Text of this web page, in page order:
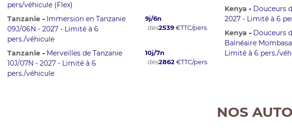
pers/véhicule (Flex)
Tanzanie - Immersion en Tanzanie
09J/06N - 2027 - Limité à 6
pers./véhicule
9j/6n
dès2539€TTC/pers.
Tanzanie - Merveilles de Tanzanie
10J/07N - 2027 - Limité à 6
pers./véhicule
10j/7n
dès2862€TTC/pers.
Kenya - Douceurs
2027 - Limité à 6
Kenya - Douceurs
Balnéaire
Limité à 6 pers./
NOS